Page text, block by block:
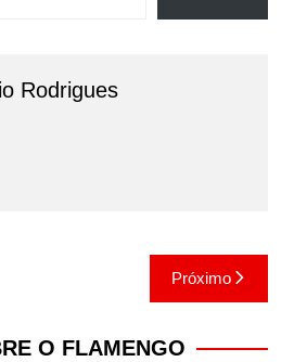
Rodrigues
Próximo
O FLAMENGO